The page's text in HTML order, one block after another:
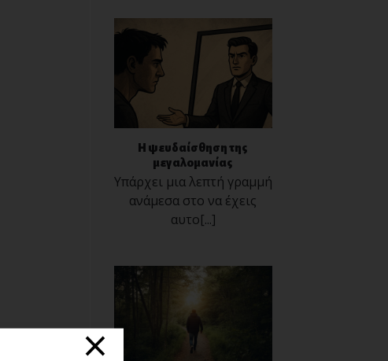
Η ψευδαίσθηση της
μεγαλομανίας
Υπάρχει μια λεπτή γραμμή
ανάμεσα στο να έχεις
αυτο[...]
×